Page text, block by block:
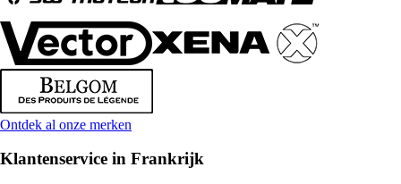
Ontdek al onze merken
Klantenservice in Frankrijk